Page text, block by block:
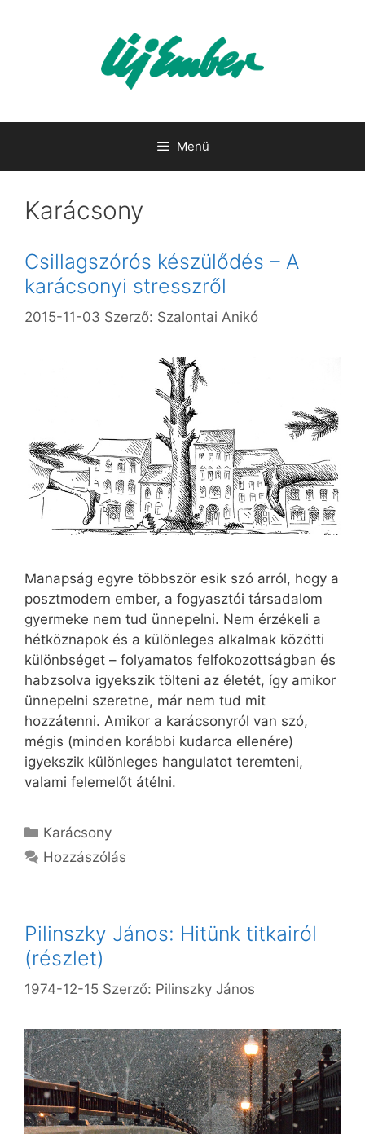
Menü
Karácsony
Csillagszórós készülődés – A
karácsonyi stresszről
2015-11-03 Szerző: Szalontai Anikó
Manapság egyre többször esik szó arról, hogy a
posztmodern ember, a fogyasztói társadalom
gyermeke nem tud ünnepelni. Nem érzékeli a
hétköznapok és a különleges alkalmak közötti
különbséget – folyamatos felfokozottságban és
habzsolva igyekszik tölteni az életét, így amikor
ünnepelni szeretne, már nem tud mit
hozzátenni. Amikor a karácsonyról van szó,
mégis (minden korábbi kudarca ellenére)
igyekszik különleges hangulatot teremteni,
valami felemelőt átélni.
Kategória
Karácsony
Hozzászólás
Pilinszky János: Hitünk titkairól
(részlet)
1974-12-15 Szerző: Pilinszky János